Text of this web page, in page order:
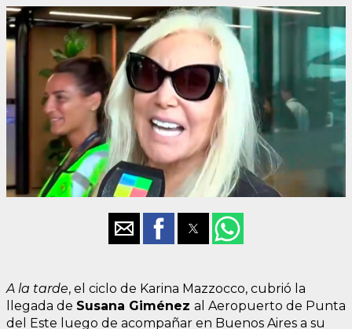
A la tarde, el ciclo de Karina Mazzocco, cubrió la
llegada de Susana Giménez al Aeropuerto de Punta
del Este luego de acompañar en Buenos Aires a su